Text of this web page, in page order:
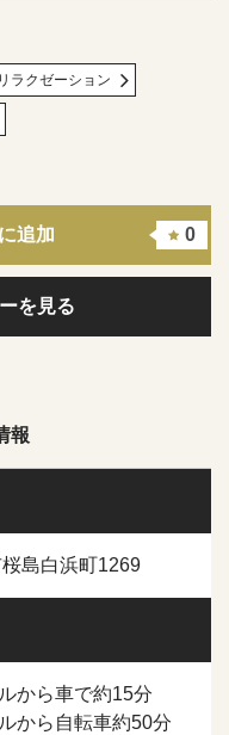
ラクゼーション
追加 0
を見る
報
島白浜町1269
から車で約15分
から自転車約50分